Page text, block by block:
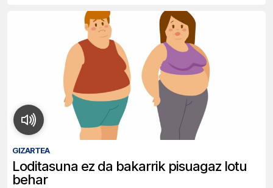
GIZARTEA
Loditasuna ez da bakarrik pisuagaz lotu
behar